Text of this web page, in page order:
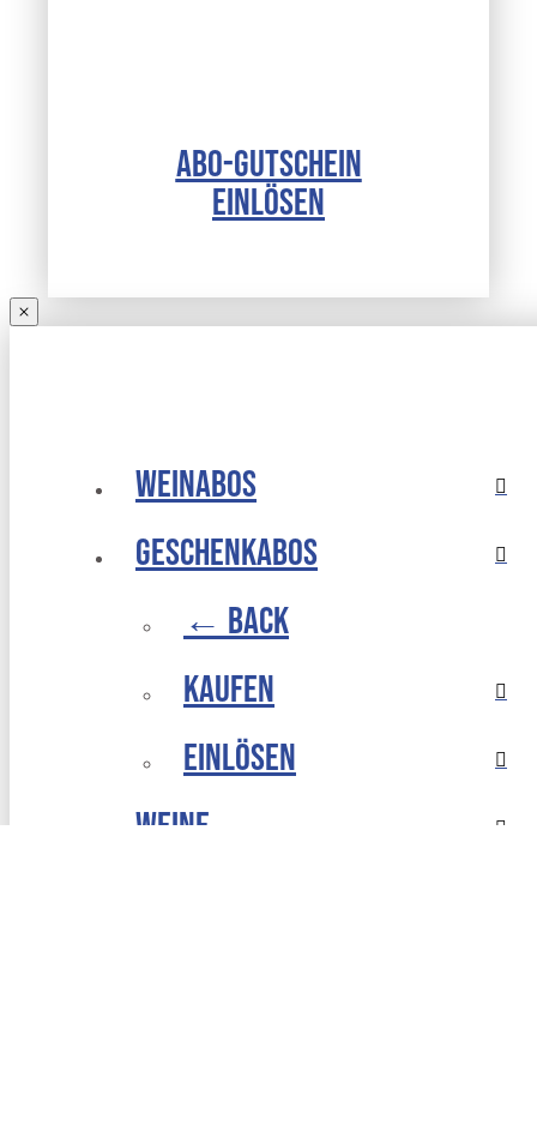
ABO-GUTSCHEIN
EINLÖSEN
Weinabos
Geschenkabos
← Back
Kaufen
Einlösen
Weine